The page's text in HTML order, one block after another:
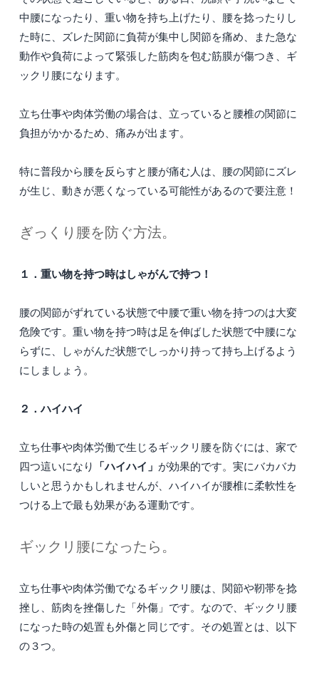
中腰になったり、重い物を持ち上げたり、腰を捻ったりし
た時に、ズレた関節に負荷が集中し関節を痛め、また急な
動作や負荷によって緊張した筋肉を包む筋膜が傷つき、ギ
ックリ腰になります。
立ち仕事や肉体労働の場合は、立っていると腰椎の関節に
負担がかかるため、痛みが出ます。
特に普段から腰を反らすと腰が痛む人は、腰の関節にズレ
が生じ、動きが悪くなっている可能性があるので要注意！
ぎっくり腰を防ぐ方法。
１．重い物を持つ時はしゃがんで持つ！
腰の関節がずれている状態で中腰で重い物を持つのは大変
危険です。重い物を持つ時は足を伸ばした状態で中腰にな
らずに、しゃがんだ状態でしっかり持って持ち上げるよう
にしましょう。
２．ハイハイ
立ち仕事や肉体労働で生じるギックリ腰を防ぐには、家で
四つ這いになり 「ハイハイ」 が効果的です。実にバカバカ
しいと思うかもしれませんが、ハイハイが腰椎に柔軟性を
つける上で最も効果がある運動です。
ギックリ腰になったら。
立ち仕事や肉体労働でなるギックリ腰は、関節や靭帯を捻
挫し、筋肉を挫傷した「外傷」です。なので、ギックリ腰
になった時の処置も外傷と同じです。その処置とは、以下
の３つ。